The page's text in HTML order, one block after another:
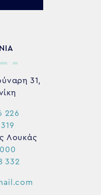
31,
226
Λουκάς
332